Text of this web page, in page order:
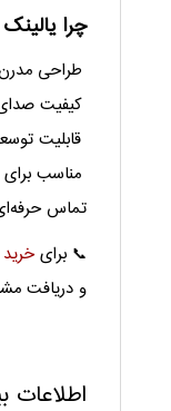
چرا یالینک SIP-T48U را انتخاب کنیم؟
طراحی
کیفیت
قابلیت
مناسب برای
تماس
📞 برای
و دریافت
اطلاعات